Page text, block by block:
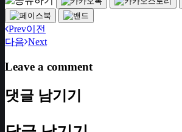
Prev이전
다음 Next
Leave a comment
댓글 남기기